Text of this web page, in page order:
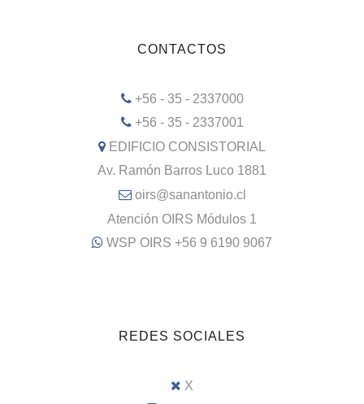
CONTACTOS
+56 - 35 - 2337000
+56 - 35 - 2337001
EDIFICIO CONSISTORIAL
Av. Ramón Barros Luco 1881
oirs@sanantonio.cl
Atención OIRS Módulos 1
WSP OIRS +56 9 6190 9067
REDES SOCIALES
X